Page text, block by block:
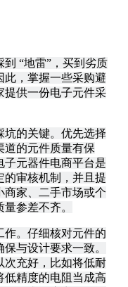
“地雷”，买到劣质
此，掌握一些采购避
提供一份电子元件采
坑的关键。优先选择
道的元件质量有保
子元器件电商平台是
的审核机制，并且提
商家、二手市场或个
参差不齐。
作。仔细核对元件的
与设计要求一致。
次充好，比如将低耐
低精度的电阻当成高